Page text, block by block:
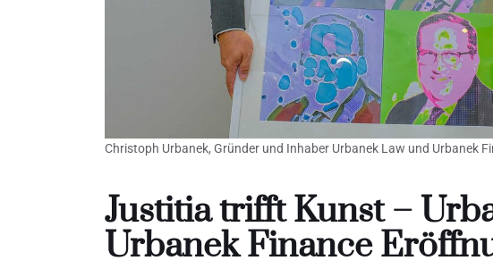
Christoph Urbanek, Gründer und Inhaber Urbanek Law und Urbanek
Justitia trifft Kunst –
Urbanek Finance